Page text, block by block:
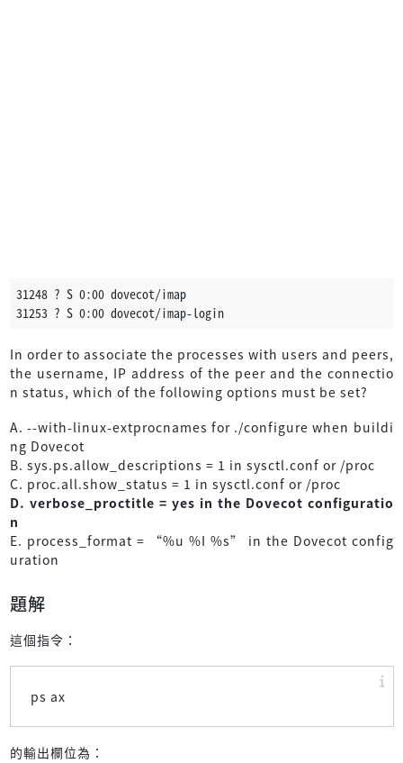
31248 ? S 0:00 dovecot/imap
31253 ? S 0:00 dovecot/imap-login
In order to associate the processes with users and peers,
the username, IP address of the peer and the connectio
n status, which of the following options must be set?
A. --with-linux-extprocnames for ./configure when buildi
ng Dovecot
B. sys.ps.allow_descriptions = 1 in sysctl.conf or /proc
C. proc.all.show_status = 1 in sysctl.conf or /proc
D. verbose_proctitle = yes in the Dovecot configuratio
n
E. process_format = “%u %I %s” in the Dovecot config
uration
題解
這個指令：
ps ax
的輸出欄位為：